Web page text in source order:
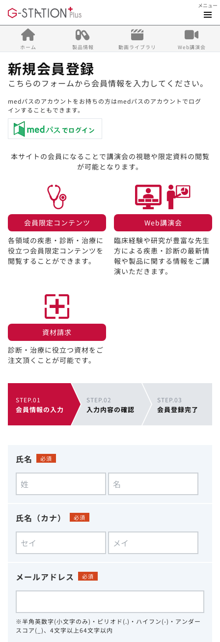
メニュー
ホーム 製品情報 動画ライブラリ Web講演会
新規会員登録
こちらのフォームから会員情報を入力してください。
medパスのアカウントをお持ちの方はmedパスのアカウントでログ
インすることもできます。
本サイトの会員になることで講演会の視聴や限定資料の閲覧
が可能となります。
会員限定コンテンツ​
各領域の疾患・診断・治療に
役立つ会員限定コンテンツを
閲覧することができます。​
Web講演会​
臨床経験や研究が豊富な先生
方による疾患・診断の最新情
報や製品に関する情報をご講
演いただきます。
資材請求​
診断・治療に役立つ資材をご
注文頂くことが可能です。
STEP.01
会員情報の入力
STEP.02
入力内容の確認
STEP.03
会員登録完了
氏名 必須
氏名（カナ） 必須
メールアドレス 必須
※半角英数字(小文字のみ)・ピリオド(.)・ハイフン(-)・アンダー
スコア(_)、4文字以上64文字以内